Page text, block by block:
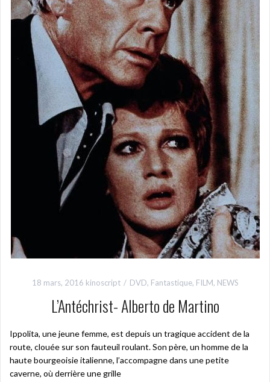
18 mars, 2016 kinoscript DVD, Fantastique, FILM, NEWS
L’Antéchrist- Alberto de Martino
Ippolita, une jeune femme, est depuis un tragique accident de la
route, clouée sur son fauteuil roulant. Son père, un homme de la
haute bourgeoisie italienne, l’accompagne dans une petite
caverne, où derrière une grille